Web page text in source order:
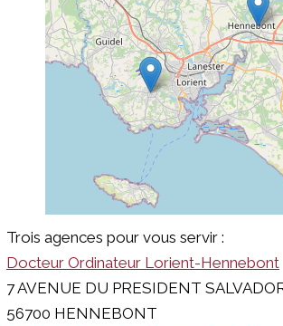
Trois agences pour vous servir :
Docteur Ordinateur Lorient-Hennebont
7 AVENUE DU PRESIDENT
56700 HENNEBONT